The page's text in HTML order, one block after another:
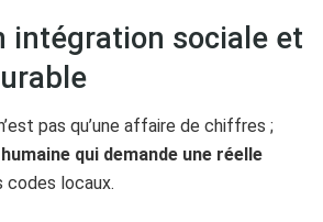
intégration sociale et
pas qu’une affaire de chiffres ;
qui demande une réelle
codes locaux.